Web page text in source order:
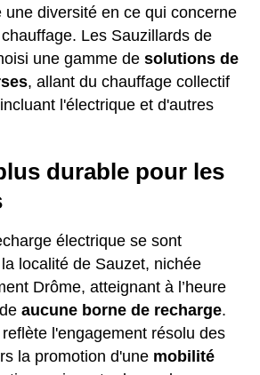
une diversité en ce qui concerne
Les Sauzillards de
une gamme de solutions de
, allant du chauffage collectif
l'électrique et d'autres
durable pour les
électrique se sont
localité de Sauzet, nichée
Drôme, atteignant à l’heure
aucune borne de recharge.
l'engagement résolu des
la promotion d'une mobilité